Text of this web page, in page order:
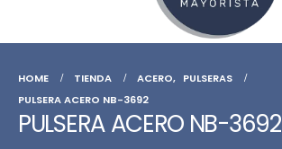
HOME TIENDA ACERO, PULSERAS
PULSERA ACERO NB-3692
PULSERA ACERO NB-3692